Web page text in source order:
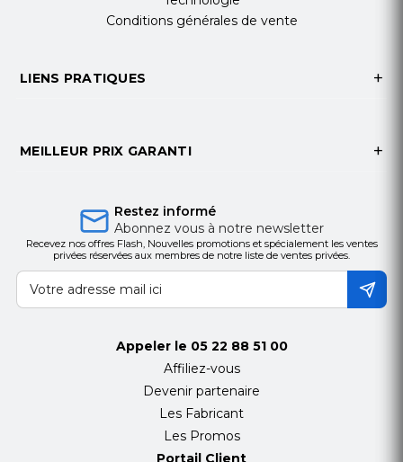
Conditions générales de vente
LIENS PRATIQUES
MEILLEUR PRIX GARANTI
Restez informé
Abonnez vous à notre newsletter
Recevez nos offres Flash, Nouvelles promotions et spécialement les ventes
privées réservées aux membres de notre liste de ventes privées.
Appeler le 05 22 88 51 00
Affiliez-vous
Devenir partenaire
Les Fabricant
Les Promos
Portail Client